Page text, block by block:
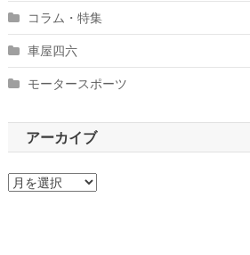
コラム・特集
車屋四六
モータースポーツ
アーカイブ
ア